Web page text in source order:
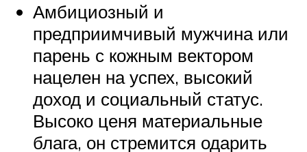
Амбициозный и
предприимчивый мужчина или
парень с кожным вектором
нацелен на успех, высокий
доход и социальный статус.
Высоко ценя материальные
блага, он стремится одарить